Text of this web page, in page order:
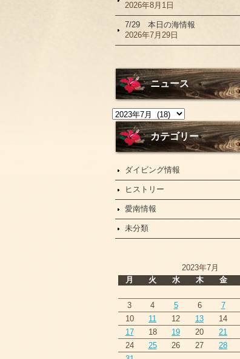
2026年8月1日
7/29 本日の海情報
2026年7月29日
ニュース
ニ
ュ
ー
カテゴリー
ダイビング情報
ヒストリー
愛南情報
未分類
2023年7月
月
火 水 木 金
3
4 5 6 7
10
11 12 13 14
17
18 19 20 21
24
25 26 27 28